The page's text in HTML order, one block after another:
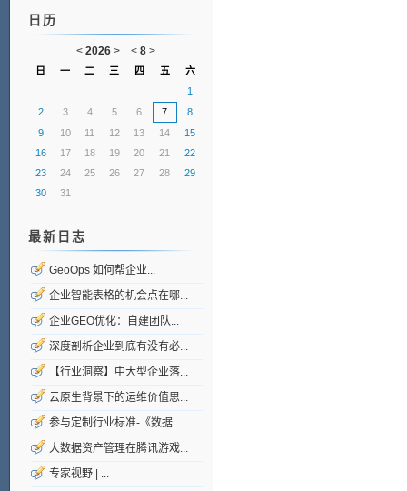
日历
< 2026 > < 8 >
日 一 二 三 四 五
六
1
2
3 4 5 6 7
8
9
10 11 12 13 14
15
16
17 18 19 20 21
22
23
24 25 26 27 28
29
30
31
最新日志
GeoOps 如何帮企业...
企业智能表格的机会点在哪...
企业GEO优化：自建团队...
深度剖析企业到底有没有必...
【行业洞察】中大型企业落...
云原生背景下的运维价值思...
参与定制行业标准-《数据...
大数据资产管理在腾讯游戏...
专家视野 | ...